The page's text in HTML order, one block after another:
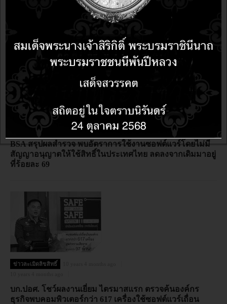
10 years 1 month ago
บก.ปอศ. บุกจับร้านจำหน่ายซอฟต์แวร์เถื่อนภายในห้างดัง
ข่าวละเมิดลิขสิทธิ์
10 years 2 months ago
10 years 2 months ago
BSA สรุปผลสำรวจ พบอัตราการใช้งานซอฟต์แวร์โดยไม่มี
สัญญาอนุญาตให้ใช้สิทธิ์ในประเทศไทย ลดลงจากเดิมมาอยู่
ที่ร้อยละ 69
ข่าวละเมิดลิขสิทธิ์
บก.ปอศ. โชว์ผลงานเยี่ยม ไตรมาสแรก ตรวจค้นองค์กร
ธุรกิจพบคอมพิวเตอร์กว่า 617 เครื่องใช้ซอฟต์แวร์เถื่อน